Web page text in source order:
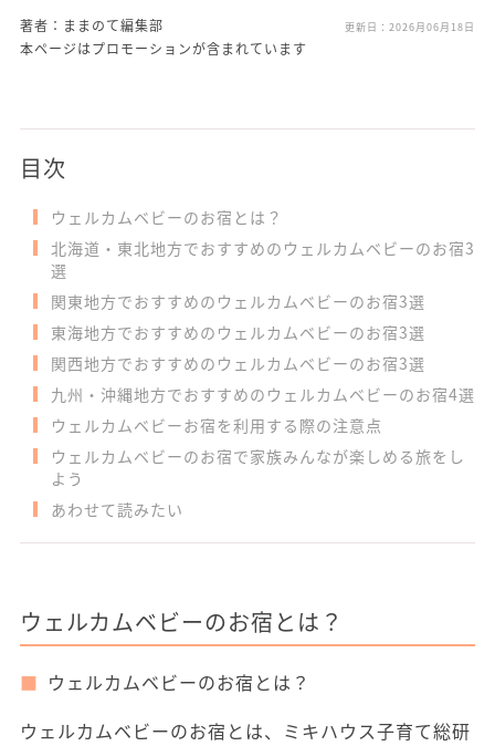
著者：ままのて編集部 更新日： 2026月06月18日
本ページはプロモーションが含まれています
目次
ウェルカムベビーのお宿とは？
北海道・東北地方でおすすめのウェルカムベビーのお宿3
選
関東地方でおすすめのウェルカムベビーのお宿3選
東海地方でおすすめのウェルカムベビーのお宿3選
関西地方でおすすめのウェルカムベビーのお宿3選
九州・沖縄地方でおすすめのウェルカムベビーのお宿4選
ウェルカムベビーお宿を利用する際の注意点
ウェルカムベビーのお宿で家族みんなが楽しめる旅をし
よう
あわせて読みたい
ウェルカムベビーのお宿とは？
ウェルカムベビーのお宿とは？
ウェルカムベビーのお宿とは、ミキハウス子育て総研